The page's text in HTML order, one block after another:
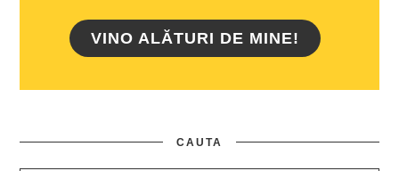
VINO ALĂTURI DE MINE!
CAUTA